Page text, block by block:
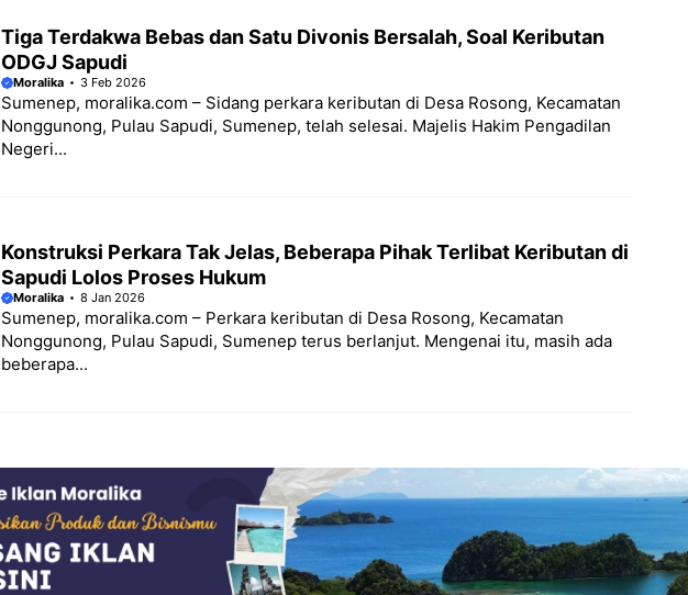
Tiga Terdakwa Bebas dan Satu Divonis Bersalah, Soal Keributan
ODGJ Sapudi
Moralika 3 Feb 2026
Sumenep, moralika.com – Sidang perkara keributan di Desa Rosong, Kecamatan
Nonggunong, Pulau Sapudi, Sumenep, telah selesai. Majelis Hakim Pengadilan
Negeri...
Konstruksi Perkara Tak Jelas, Beberapa Pihak Terlibat Keributan di
Sapudi Lolos Proses Hukum
Moralika 8 Jan 2026
Sumenep, moralika.com – Perkara keributan di Desa Rosong, Kecamatan
Nonggunong, Pulau Sapudi, Sumenep terus berlanjut. Mengenai itu, masih ada
beberapa...